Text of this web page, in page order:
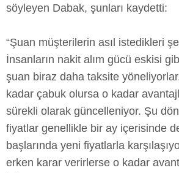
söyleyen Dabak, şunları kaydetti:
“Şuan müşterilerin asıl istedikleri
İnsanların nakit alım gücü eskisi
şuan biraz daha taksite
kadar çabuk olursa o kadar
sürekli olarak güncelleniyor. Şu
fiyatlar genellikle bir ay içerisinde
başlarında yeni fiyatlarla
erken karar verirlerse o kadar